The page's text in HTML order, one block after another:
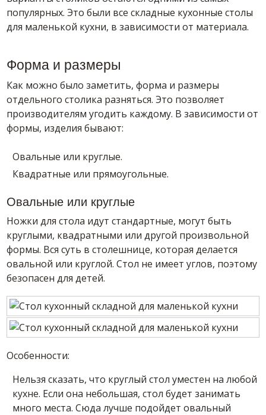
популярных. Это были все складные кухонные столы
для маленькой кухни, в зависимости от материала.
Форма и размеры
Как можно было заметить, форма и размеры
отдельного столика разняться. Это позволяет
производителям угодить каждому. В зависимости от
формы, изделия бывают:
Овальные или круглые.
Квадратные или прямоугольные.
Овальные или круглые
Ножки для стола идут стандартные, могут быть
круглыми, квадратными или другой произвольной
формы. Вся суть в столешнице, которая делается
овальной или круглой. Стол не имеет углов, поэтому
безопасен для детей.
Особенности:
Нельзя сказать, что круглый стол уместен на любой
кухне. Если она небольшая, стол будет занимать
много места. Сюда лучше подойдет овальный